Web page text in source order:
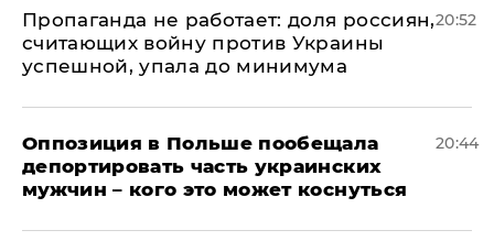
​Пропаганда не работает: доля россиян,
считающих войну против Украины
успешной, упала до минимума
20:52
Оппозиция в Польше пообещала
депортировать часть украинских
мужчин – кого это может коснуться
20:44